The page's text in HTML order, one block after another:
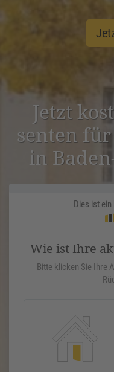
Jetzt
senten
in
Dies ist
Wie ist Ihre
Bitte klicken Sie Ihre